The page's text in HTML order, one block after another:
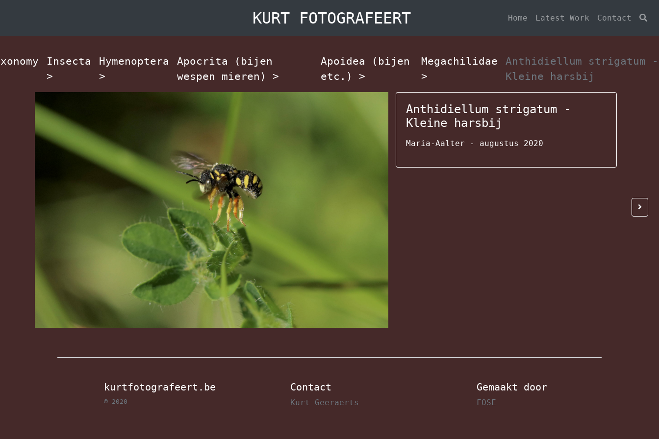
KURT FOTOGRAFEERT Home Latest Work Contact
Insecta
>
Hymenoptera
>
Apocrita (bijen
wespen mieren) >
Apoidea (bijen
etc.) >
Megachilidae
>
Anthidiellum strigatum -
Kleine harsbij
Anthidiellum strigatum -
Kleine harsbij
Maria-Aalter - augustus 2020
kurtfotografeert.be
© 2020
Contact
Kurt Geeraerts
Gemaakt door
FOSE